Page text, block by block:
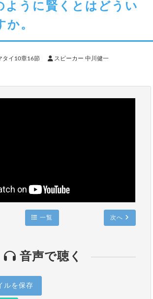
ように賢くとはどうい
か。
タイ10章16節
スピーカー 中川健一
一覧 次へ
音声で聴く
ルを保存